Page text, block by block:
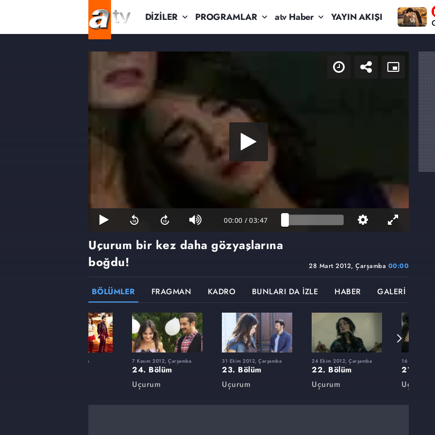
DİZİLER PROGRAMLAR atv Haber YAYIN AKIŞI
00:00 / 03:47
28 Mart 2012, Çarşamba 00:00
Uçurum bir kez daha gözyaşlarına
boğdu!
BÖLÜMLER FRAGMAN KADRO BUNLARI DA İZLE HABER GALERİ
24 Nisan 2012, Salı 7 Kasım 2012, Çarşamba
24. Bölüm
Uçurum
31 Ekim 2012, Çarşamba
23. Bölüm
Uçurum
24 Ekim 2012, Çarşamba
22. Bölüm
Uçurum
16 Ekim 2012,
21. Bölüm
Uçurum